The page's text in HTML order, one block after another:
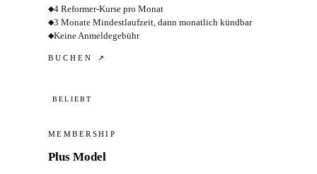
◆4 Reformer-Kurse pro Monat
◆3 Monate Mindestlaufzeit, dann monatlich kündbar
◆Keine Anmeldegebühr
BUCHEN ↗
BELIEBT
MEMBERSHIP
Plus Model